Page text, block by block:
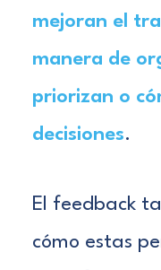
mejoran el
manera de
priorizan o
decisiones.
El feedback
cómo estas